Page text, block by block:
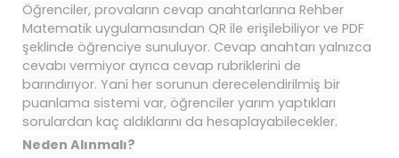
Öğrenciler, provaların cevap anahtarlarına Rehber
Matematik uygulamasından QR ile erişilebiliyor ve PDF
şeklinde öğrenciye sunuluyor. Cevap anahtarı yalnızca
cevabı vermiyor ayrıca cevap rubriklerini de
barındırıyor. Yani her sorunun derecelendirilmiş bir
puanlama sistemi var, öğrenciler yarım yaptıkları
sorulardan kaç aldıklarını da hesaplayabilecekler.
Neden Alınmalı?